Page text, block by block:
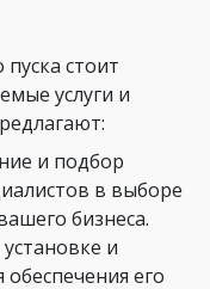
стоит
услуги и
и подбор
в выборе
бизнеса.
и
его